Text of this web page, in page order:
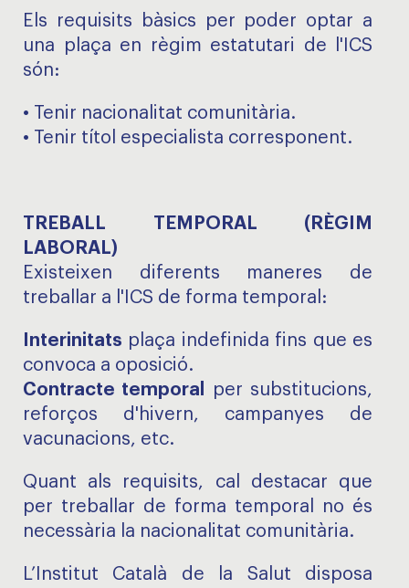
Els requisits bàsics per poder optar a
una plaça en règim estatutari de l'ICS
són:
• Tenir nacionalitat comunitària.
• Tenir títol especialista corresponent.
TREBALL TEMPORAL (RÈGIM
LABORAL)
Existeixen diferents maneres de
treballar a l'ICS de forma temporal:
Interinitats plaça indefinida fins que es
convoca a oposició.
Contracte temporal
per substitucions,
reforços d'hivern, campanyes de
vacunacions, etc.
Quant als requisits, cal destacar que
per treballar de forma temporal no és
necessària la nacionalitat comunitària.
L’Institut Català de la Salut disposa